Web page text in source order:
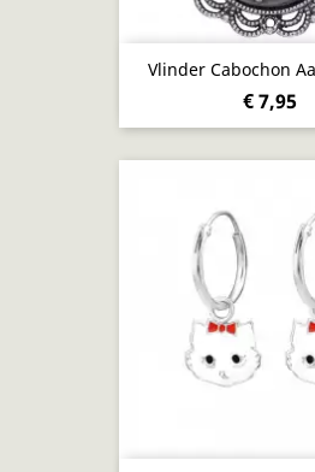
Vlinder Cabochon
€ 7,95